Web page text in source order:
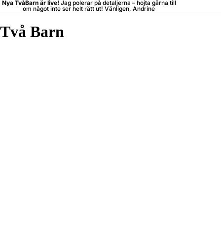
Nya TvåBarn är live! Jag polerar på detaljerna – hojta gärna till
om något inte ser helt rätt ut! Vänligen, Andrine
Två Barn